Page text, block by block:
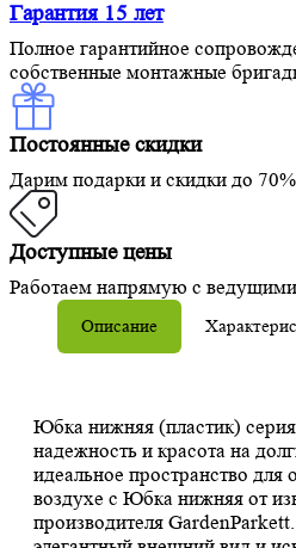
Гарантия 15 лет
Полное гарантийное
собственные монтажные
Постоянные скидки
Дарим подарки и скидки до
Доступные цены
Работаем напрямую с
Описание
Юбка нижняя (пластик)
надежность и красота на
идеальное пространство для
воздухе с Юбка нижняя от
производителя